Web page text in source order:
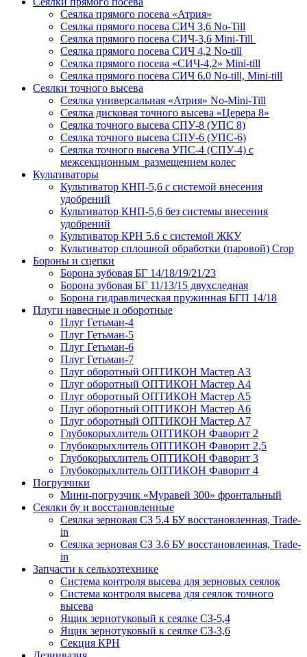
Сеялка прямого посева «Атрия»
Сеялка прямого посева СИЧ 3,6 No-Till
Сеялка прямого посева СИЧ-3,6 Mini-Till
Сеялка прямого посева СИЧ 4,2 No-till
Сеялка прямого посева «СИЧ-4,2» Mini-till
Сеялка прямого посева СИЧ 6.0 No-till, Mini-till
Сеялки точного высева
Сеялка универсальная «Атрия» No-Mini-Till
Сеялка дисковая точного высева «Церера 8»
Сеялка точного высева СПУ-8 (УПС 8)
Сеялка точного высева СПУ-6 (УПС-6)
Сеялка точного высева УПС-4 (СПУ-4) с
межсекционным размещением колес
Культиваторы
Культиватор КНП-5,6 с системой внесения
удобрений
Культиватор КНП-5,6 без системы внесения
удобрений
Культиватор КРН 5.6 с системой ЖКУ
Культиватор сплошной обработки (паровой) Crop
Бороны и сцепки
Борона зубовая БГ 14/18/19/21/23
Борона зубовая БГ 11/13/15 двухследная
Борона гидравлическая пружинная БГП 14/18
Плуги навесные и оборотные
Плуг Гетьман-4
Плуг Гетьман-5
Плуг Гетьман-6
Плуг Гетьман-7
Плуг оборотный ОПТИКОН Мастер А3
Плуг оборотный ОПТИКОН Мастер А4
Плуг оборотный ОПТИКОН Мастер А5
Плуг оборотный ОПТИКОН Мастер А6
Плуг оборотный ОПТИКОН Мастер А7
Глубокорыхлитель ОПТИКОН Фаворит 2
Глубокорыхлитель ОПТИКОН Фаворит 2,5
Глубокорыхлитель ОПТИКОН Фаворит 3
Глубокорыхлитель ОПТИКОН Фаворит 4
Погрузчики
Мини-погрузчик «Муравей 300» фронтальный
Сеялки бу и восстановленные
Сеялка зерновая СЗ 5.4 БУ восстановленная, Trade-
in
Сеялка зерновая СЗ 3.6 БУ восстановленная, Trade-
in
Запчасти к сельхозтехнике
Система контроля высева для зерновых сеялок
Система контроля высева для сеялок точного
высева
Ящик зернотуковый к сеялке СЗ-5,4
Ящик зернотуковый к сеялке СЗ-3,6
Секция КРН